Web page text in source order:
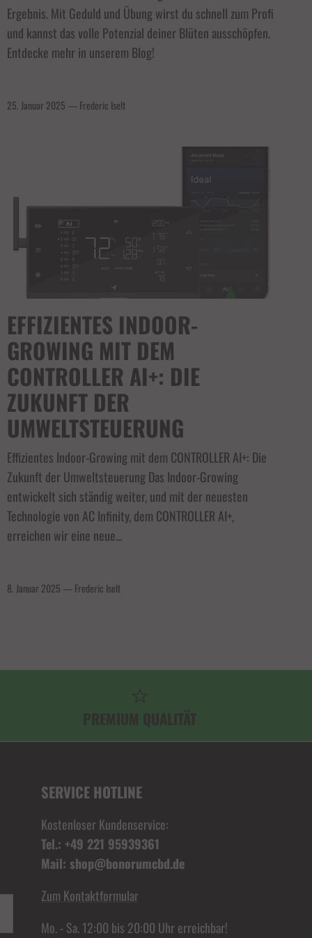
Ergebnis. Mit Geduld und Übung wirst du schnell zum Profi
und kannst das volle Potenzial deiner Blüten ausschöpfen.
Entdecke mehr in unserem Blog!
25. Januar 2025 — Frederic Iselt
EFFIZIENTES INDOOR-
GROWING MIT DEM
CONTROLLER AI+: DIE
ZUKUNFT DER
UMWELTSTEUERUNG
Effizientes Indoor-Growing mit dem CONTROLLER AI+: Die
Zukunft der Umweltsteuerung Das Indoor-Growing
entwickelt sich ständig weiter, und mit der neuesten
Technologie von AC Infinity, dem CONTROLLER AI+,
erreichen wir eine neue...
8. Januar 2025 — Frederic Iselt
PREMIUM QUALITÄT
SERVICE HOTLINE
Kostenloser Kundenservice:
Tel.: +49 221 95939361
Mail: shop@bonorumcbd.de
Zum Kontaktformular
Mo. - Sa. 12:00 bis 20:00 Uhr erreichbar!